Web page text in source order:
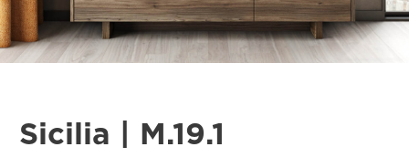
Sicilia | M.19.1